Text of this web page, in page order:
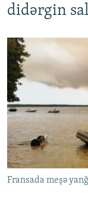
didərgin
Fransada meşə